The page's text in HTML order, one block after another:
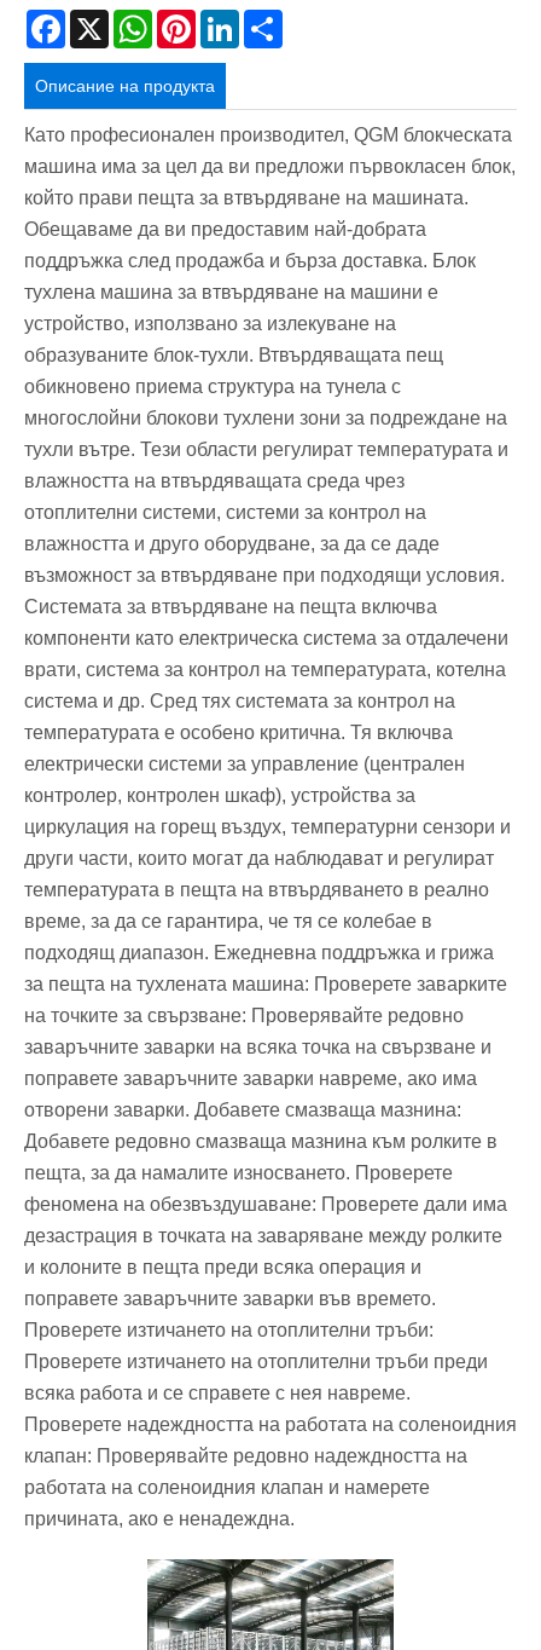
Facebook
X WhatsAppPinterestLinkedIn
Описание на продукта
Като професионален производител, QGM блокческата
машина има за цел да ви предложи първокласен блок,
който прави пещта за втвърдяване на машината.
Обещаваме да ви предоставим най-добрата
поддръжка след продажба и бърза доставка. Блок
тухлена машина за втвърдяване на машини е
устройство, използвано за излекуване на
образуваните блок-тухли. Втвърдяващата пещ
обикновено приема структура на тунела с
многослойни блокови тухлени зони за подреждане на
тухли вътре. Тези области регулират температурата и
влажността на втвърдяващата среда чрез
отоплителни системи, системи за контрол на
влажността и друго оборудване, за да се даде
възможност за втвърдяване при подходящи условия.
Системата за втвърдяване на пещта включва
компоненти като електрическа система за отдалечени
врати, система за контрол на температурата, котелна
система и др. Сред тях системата за контрол на
температурата е особено критична. Тя включва
електрически системи за управление (централен
контролер, контролен шкаф), устройства за
циркулация на горещ въздух, температурни сензори и
други части, които могат да наблюдават и регулират
температурата в пещта на втвърдяването в реално
време, за да се гарантира, че тя се колебае в
подходящ диапазон. Ежедневна поддръжка и грижа
за пещта на тухлената машина: Проверете заварките
на точките за свързване: Проверявайте редовно
заваръчните заварки на всяка точка на свързване и
поправете заваръчните заварки навреме, ако има
отворени заварки. Добавете смазваща мазнина:
Добавете редовно смазваща мазнина към ролките в
пещта, за да намалите износването. Проверете
феномена на обезвъздушаване: Проверете дали има
дезастрация в точката на заваряване между ролките
и колоните в пещта преди всяка операция и
поправете заваръчните заварки във времето.
Проверете изтичането на отоплителни тръби:
Проверете изтичането на отоплителни тръби преди
всяка работа и се справете с нея навреме.
Проверете надеждността на работата на соленоидния
клапан: Проверявайте редовно надеждността на
работата на соленоидния клапан и намерете
причината, ако е ненадеждна.